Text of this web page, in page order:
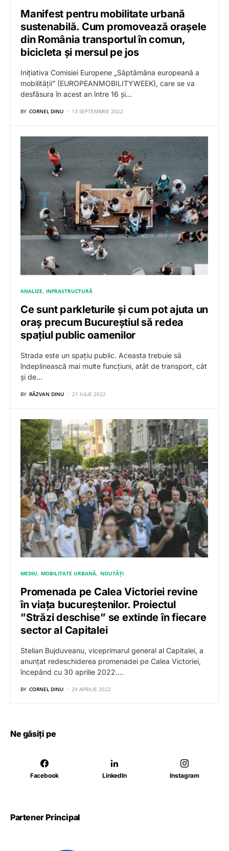
Manifest pentru mobilitate urbană
sustenabilă. Cum promovează orașele
din România transportul în comun,
bicicleta și mersul pe jos
Inițiativa Comisiei Europene „Săptămâna europeană a
mobilității” (EUROPEANMOBILITYWEEK), care se va
desfăsura în acest an între 16 și…
BY CORNEL DINU 13 SEPTEMBRIE 2022
ANALIZE INFRASTRUCTURĂ
Ce sunt parkleturile și cum pot ajuta un
oraș precum Bucureștiul să redea
spațiul public oamenilor
Strada este un spațiu public. Aceasta trebuie să
îndeplinească mai multe funcțiuni, atât de transport, cât
și de…
BY RĂZVAN DINU 21 IULIE 2022
MEDIU MOBILITATE URBANĂ NOUTĂȚI
Promenada pe Calea Victoriei revine
în viața bucureștenilor. Proiectul
”Străzi deschise” se extinde în fiecare
sector al Capitalei
Stelian Bujduveanu, viceprimarul general al Capitalei, a
anunțat redeschiderea promenadei pe Calea Victoriei,
începând cu 30 aprilie 2022.…
BY CORNEL DINU 29 APRILIE 2022
Ne găsiți pe
Facebook LinkedIn Instagram
Partener Principal